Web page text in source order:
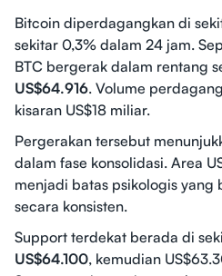
Bitcoin diperdagangkan di
sekitar 0,3% dalam 24 jam.
BTC bergerak dalam rentang
US$64.916. Volume
kisaran US$18 miliar.
Pergerakan tersebut
dalam fase konsolidasi. Area
menjadi batas psikologis yang
secara konsisten.
Support terdekat berada di
US$64.100, kemudian